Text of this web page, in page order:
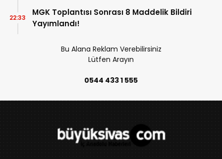
MGK Toplantısı Sonrası 8 Maddelik Bildiri
Yayımlandı!
22:33
Bu Alana Reklam Verebilirsiniz
Lütfen Arayın
0544 433 1 555